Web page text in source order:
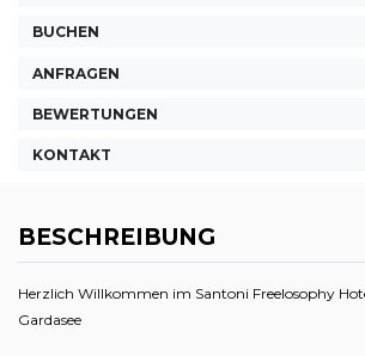
BUCHEN
ANFRAGEN
BEWERTUNGEN
KONTAKT
BESCHREIBUNG
Herzlich Willkommen im Santoni Freelosophy
Gardasee